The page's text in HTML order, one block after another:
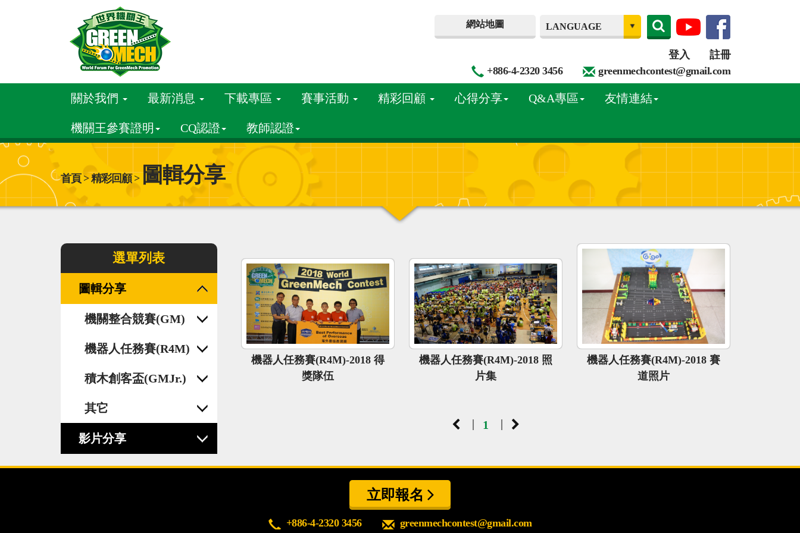
網站地圖
登入
註冊
+886-4-2320 3456
greenmechcontest@gmail.com
關於我們 最新消息 下載專區 賽事活動 精彩回顧 心得分享 Q&A專區 友情連結
機關王參賽證明 CQ認證 教師認證
首頁 > 精彩回顧 >圖輯分享
選單列表
圖輯分享
機關整合競賽(GM)
機器人任務賽(R4M)
積木創客盃(GMJr.)
其它
影片分享
機器人任務賽(R4M)-2018 得
獎隊伍
機器人任務賽(R4M)-2018 照
片集
機器人任務賽(R4M)-2018 賽
道照片
| 1 |
立即報名
+886-4-2320 3456 greenmechcontest@gmail.com